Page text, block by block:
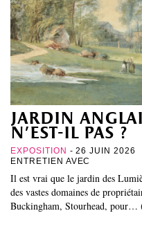
ABONNEMENT
jardin
n’est-il pas ?
EXPOSITION - 26 JUIN 2026
ENTRETIEN AVEC
Il est vrai que le jardin des
des vastes domaines de
Buckingham, Stourhead, pour…